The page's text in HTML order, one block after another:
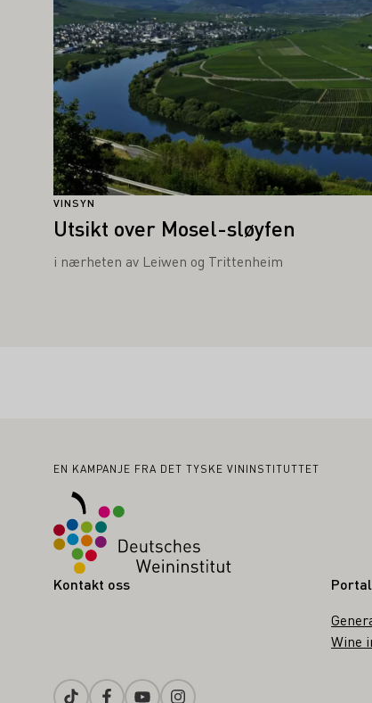
VINSYN
Utsikt over Mosel-sløyfen
i nærheten av Leiwen og Trittenheim
Bunntekst
EN KAMPANJE FRA DET TYSKE VININSTITUTTET
Kontakt oss
Wine